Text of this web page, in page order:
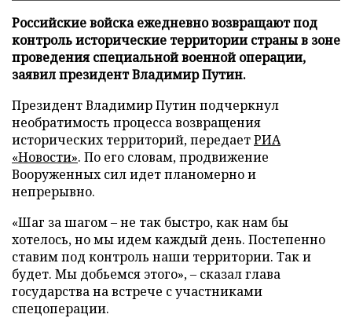
Российские войска ежедневно возвращают под
контроль исторические территории страны в зоне
проведения специальной военной операции,
заявил президент Владимир Путин.
Президент Владимир Путин подчеркнул
необратимость процесса возвращения
исторических территорий, передаетРИА
«Новости». По его словам, продвижение
Вооруженных сил идет планомерно и
непрерывно.
«Шаг за шагом – не так быстро, как нам бы
хотелось, но мы идем каждый день. Постепенно
ставим под контроль наши территории. Так и
будет. Мы добьемся этого», – сказал глава
государства на встрече с участниками
спецоперации.